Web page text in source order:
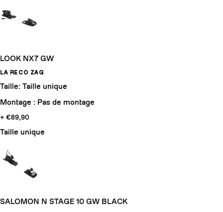
LOOK NX7 GW
LA RECO ZAG
Taille: Taille unique
Montage : Pas de montage
+ €89,90
Taille unique
SALOMON N STAGE 10 GW BLACK